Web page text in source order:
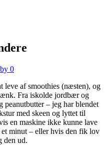
0
leve af smoothies (næsten), og
Fra iskolde jordbær og
peanutbutter – jeg har blendet
med skeen og lyttet til
en maskine ikke kunne lave
minut – eller hvis den fik lov
den ud.